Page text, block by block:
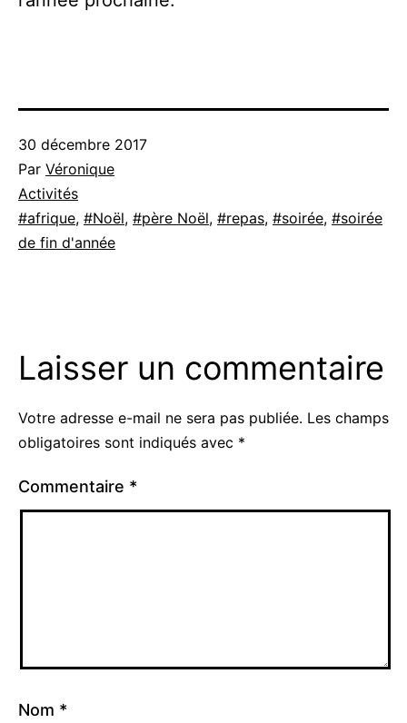
Publié
le
30 décembre 2017
Par Véronique
Catégorisé
comme
Activités
Étiqueté
afrique, Noël, père Noël, repas, soirée,
soirée
de fin d'année
Laisser un commentaire
Votre adresse e-mail ne sera pas publiée. Les champs
obligatoires sont indiqués avec *
Commentaire *
Nom *